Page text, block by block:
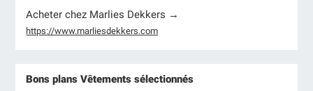
Acheter chez Marlies Dekkers →
https://www.marliesdekkers.com
Bons plans Vêtements sélectionnés